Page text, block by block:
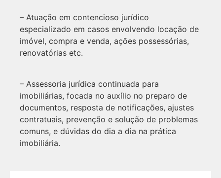
– Atuação em contencioso jurídico
especializado em casos envolvendo locação de
imóvel, compra e venda, ações possessórias,
renovatórias etc.
– Assessoria jurídica continuada para
imobiliárias, focada no auxílio no preparo de
documentos, resposta de notificações, ajustes
contratuais, prevenção e solução de problemas
comuns, e dúvidas do dia a dia na prática
imobiliária.